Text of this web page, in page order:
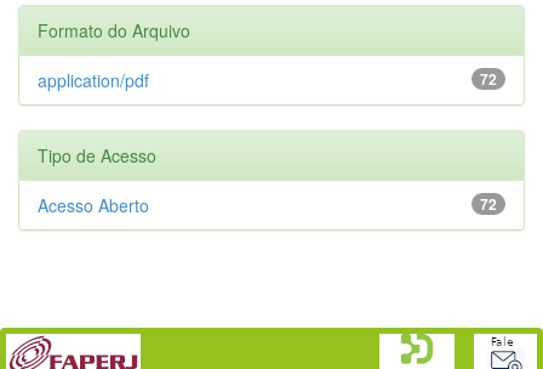
Formato do Arquivo
72
application/pdf
Tipo de Acesso
72
Acesso Aberto